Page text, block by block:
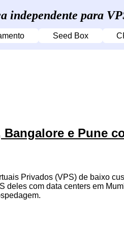
independente para
Seed Box
e Pune
Privados (VPS) de baixo
com data centers em